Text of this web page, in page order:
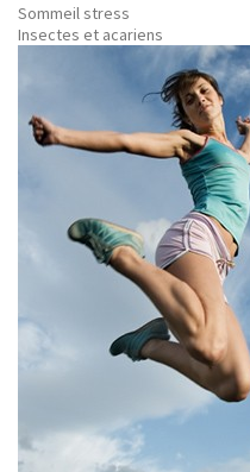
Sommeil stress
Insectes et acariens